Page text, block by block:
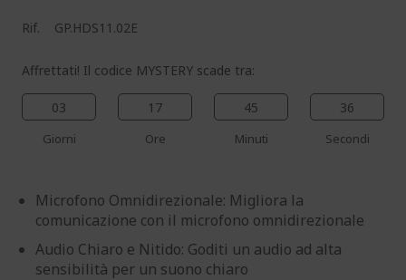
Rif. GP.HDS11.02E
Affrettati! Il codice MYSTERY scade tra:
03
Giorni
17
Ore
45
Minuti
35
Secondi
Microfono Omnidirezionale: Migliora la
comunicazione con il microfono omnidirezionale
Audio Chiaro e Nitido: Goditi un audio ad alta
sensibilità per un suono chiaro